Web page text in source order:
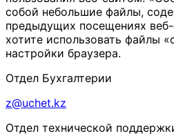
собой небольшие файлы,
предыдущих посещениях
хотите использовать файлы
настройки браузера.
Отдел Бухгалтерии
z@uchet.kz
Отдел технической